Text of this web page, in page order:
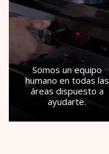
Somos un equipo
humano en todas las
áreas dispuesto a
ayudarte.